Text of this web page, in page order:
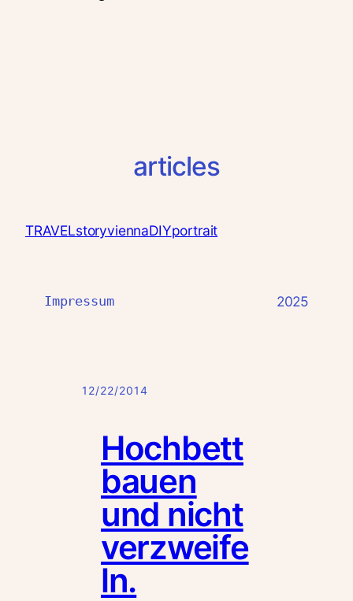
articles
TRAVELstoryviennaDIYportrait
Impressum 2025
12/22/2014
Hochbett
bauen
und nicht
verzweife
ln.